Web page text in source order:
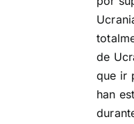
de
que ir
han